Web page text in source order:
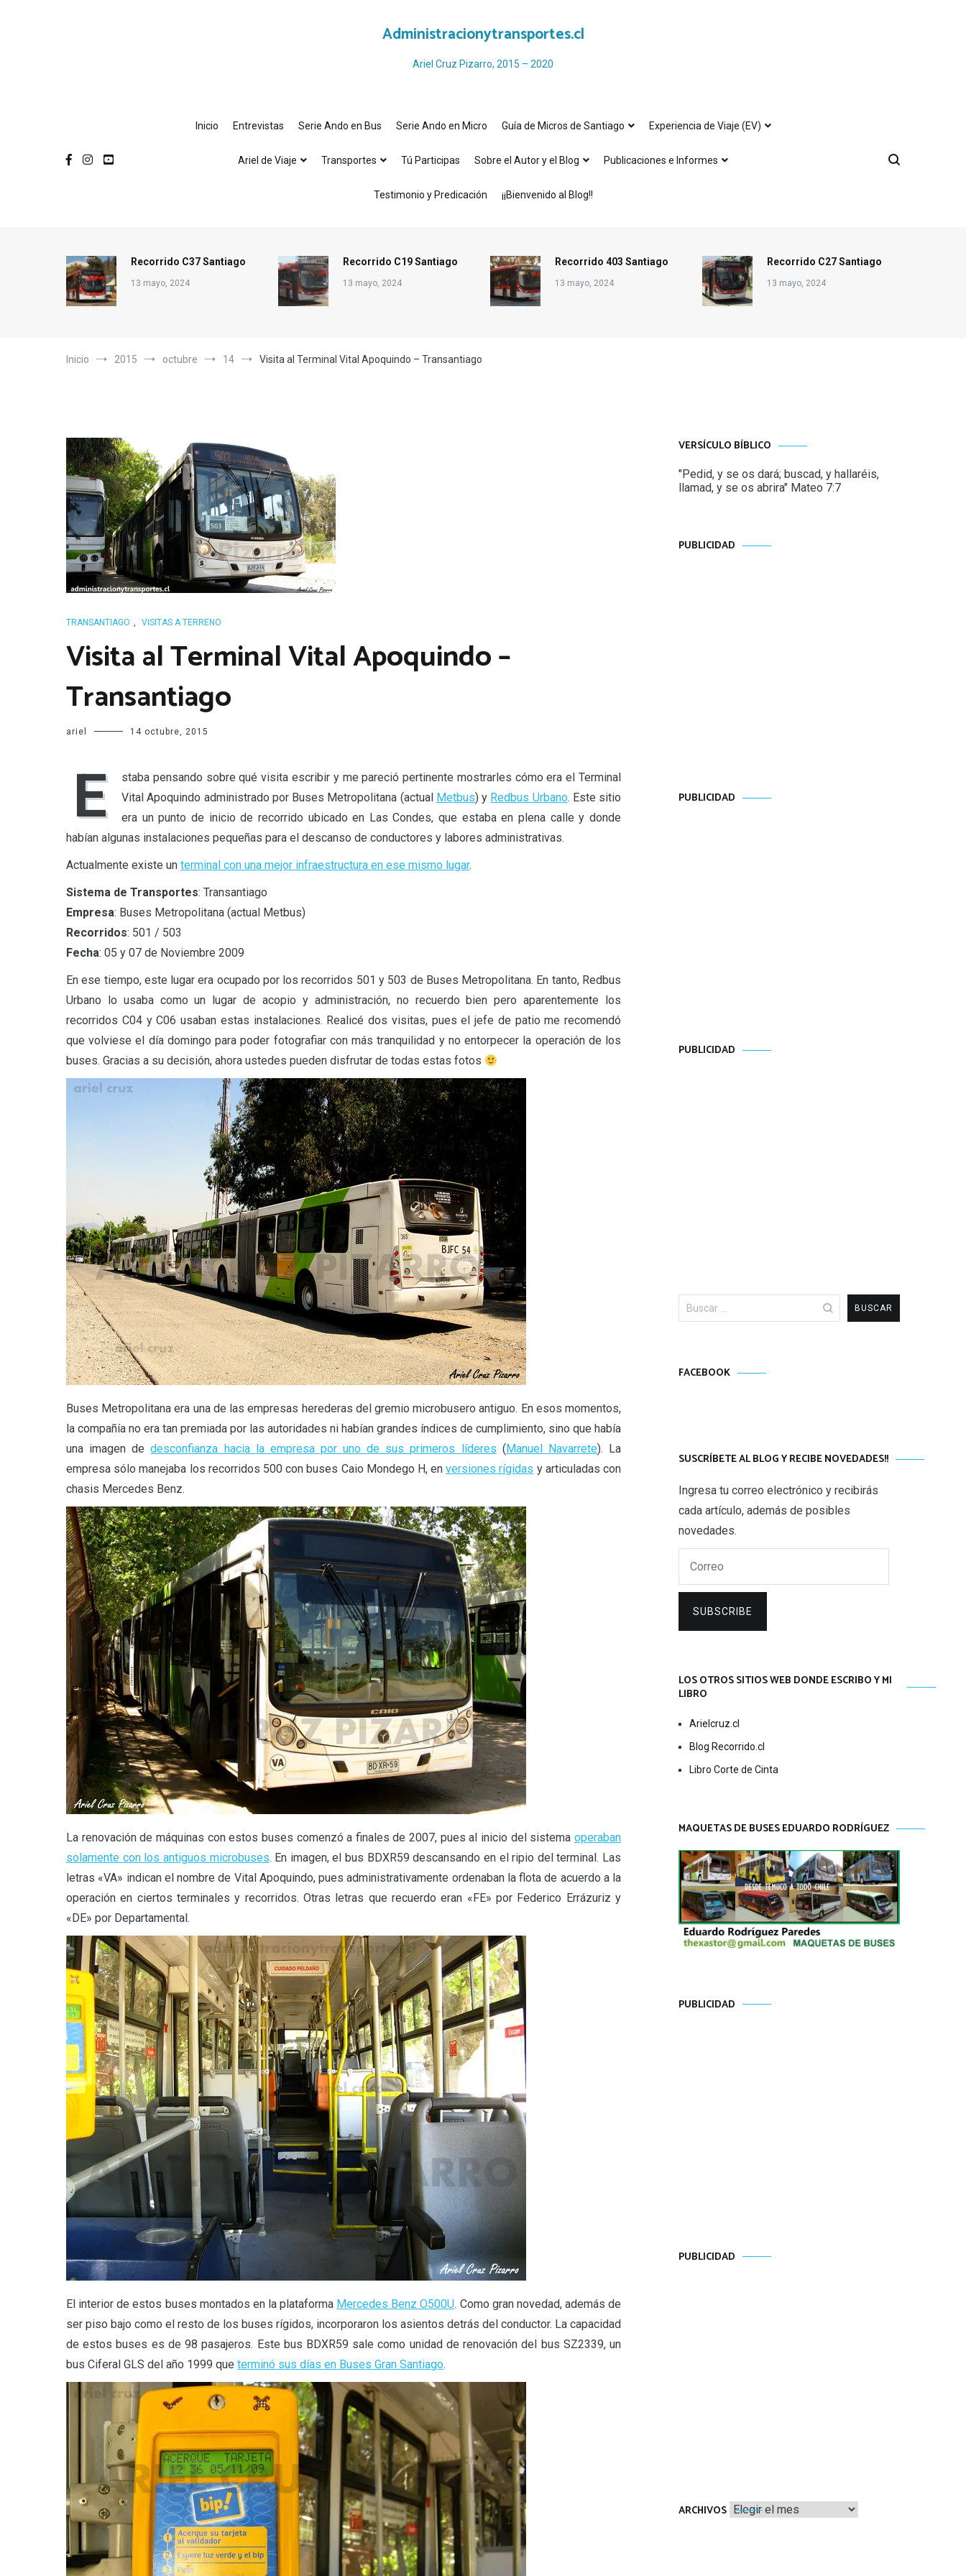
Administracionytransportes.cl
Ariel Cruz Pizarro, 2015 – 2020
Inicio Entrevistas Serie Ando en Bus Serie Ando en Micro Guía de Micros de Santiago Experiencia de Viaje (EV)
Ariel de Viaje Transportes Tú Participas Sobre el Autor y el Blog Publicaciones e Informes
Testimonio y Predicación ¡¡Bienvenido al Blog!!
Recorrido C37 Santiago
13 mayo, 2024
Recorrido C19 Santiago
13 mayo, 2024
Recorrido 403 Santiago
13 mayo, 2024
Recorrido C27 Santiago
13 mayo, 2024
Inicio 2015 octubre 14 Visita al Terminal Vital Apoquindo – Transantiago
TRANSANTIAGO , VISITAS A TERRENO
Visita al Terminal Vital Apoquindo –
Transantiago
ariel 14 octubre, 2015
E
staba pensando sobre qué visita escribir y me pareció pertinente mostrarles cómo era el Terminal
Vital Apoquindo administrado por Buses Metropolitana (actual Metbus) y Redbus Urbano. Este sitio
era un punto de inicio de recorrido ubicado en Las Condes, que estaba en plena calle y donde
habían algunas instalaciones pequeñas para el descanso de conductores y labores administrativas.
Actualmente existe un terminal con una mejor infraestructura en ese mismo lugar.
Sistema de Transportes: Transantiago
Empresa: Buses Metropolitana (actual Metbus)
Recorridos: 501 / 503
Fecha: 05 y 07 de Noviembre 2009
En ese tiempo, este lugar era ocupado por los recorridos 501 y 503 de Buses Metropolitana. En tanto, Redbus
Urbano lo usaba como un lugar de acopio y administración, no recuerdo bien pero aparentemente los
recorridos C04 y C06 usaban estas instalaciones. Realicé dos visitas, pues el jefe de patio me recomendó
que volviese el día domingo para poder fotografiar con más tranquilidad y no entorpecer la operación de los
buses. Gracias a su decisión, ahora ustedes pueden disfrutar de todas estas fotos
Buses Metropolitana era una de las empresas herederas del gremio microbusero antiguo. En esos momentos,
la compañía no era tan premiada por las autoridades ni habían grandes índices de cumplimiento, sino que había
una imagen dedesconfianza hacia la empresa por uno de sus primeros líderes (Manuel Navarrete). La
empresa sólo manejaba los recorridos 500 con buses Caio Mondego H, enversiones rígidas y articuladas con
chasis Mercedes Benz.
La renovación de máquinas con estos buses comenzó a finales de 2007, pues al inicio del sistema operaban
solamente con los antiguos microbuses. En imagen, el bus BDXR59 descansando en el ripio del terminal. Las
letras «VA» indican el nombre de Vital Apoquindo, pues administrativamente ordenaban la flota de acuerdo a la
operación en ciertos terminales y recorridos. Otras letras que recuerdo eran «FE» por Federico Errázuriz y
«DE» por Departamental.
El interior de estos buses montados en la plataforma Mercedes Benz O500U. Como gran novedad, además de
ser piso bajo como el resto de los buses rígidos, incorporaron los asientos detrás del conductor. La capacidad
de estos buses es de 98 pasajeros. Este bus BDXR59 sale como unidad de renovación del bus SZ2339, un
bus Ciferal GLS del año 1999 que terminó sus días en Buses Gran Santiago.
VERSÍCULO BÍBLICO
"Pedid, y se os dará; buscad, y hallaréis,
llamad, y se os abrira" Mateo 7:7
PUBLICIDAD
PUBLICIDAD
PUBLICIDAD
Buscar:
FACEBOOK
SUSCRÍBETE AL BLOG Y RECIBE NOVEDADES!!
Ingresa tu correo electrónico y recibirás
cada artículo, además de posibles
novedades.
SUBSCRIBE
LOS OTROS SITIOS WEB DONDE ESCRIBO Y MI
LIBRO
Arielcruz.cl
Blog Recorrido.cl
Libro Corte de Cinta
MAQUETAS DE BUSES EDUARDO RODRÍGUEZ
PUBLICIDAD
PUBLICIDAD
ARCHIVOS Archivos